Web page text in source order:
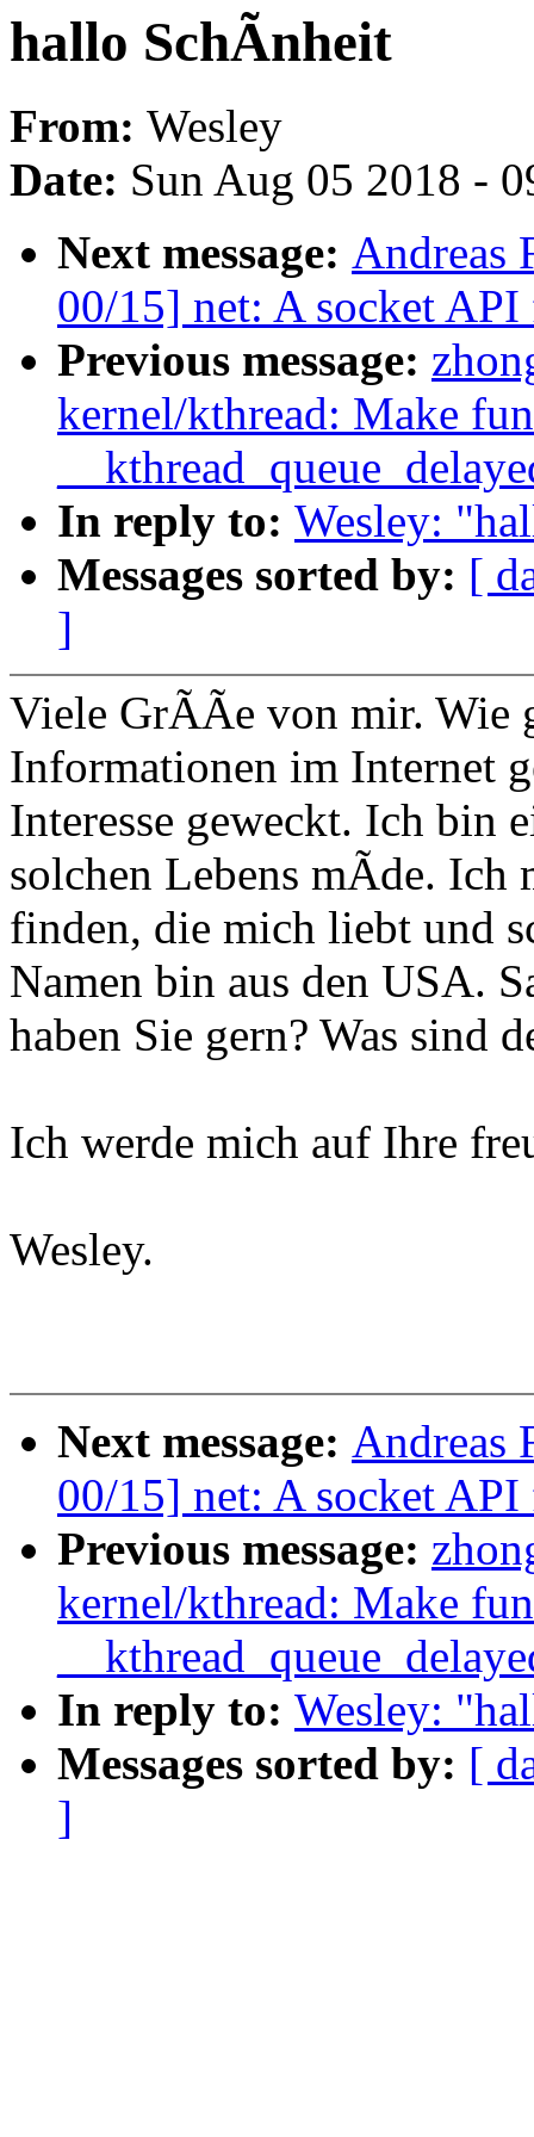
hallo SchÃnheit
From: Wesley
Date: Sun Aug 05 2018 -
Next message: Andreas
00/15] net: A socket
Previous message:
kernel/kthread: Make
In reply to: Wesley:
Messages sorted by: [
]
Viele GrÃÃe von mir. Wie
Informationen im Internet
Interesse geweckt. Ich bin
solchen Lebens mÃde. Ich
finden, die mich liebt und
Namen bin aus den USA.
haben Sie gern? Was sind
Ich werde mich auf Ihre
Wesley.
Next message: Andreas
00/15] net: A socket
Previous message:
kernel/kthread: Make
In reply to: Wesley:
Messages sorted by: [
]